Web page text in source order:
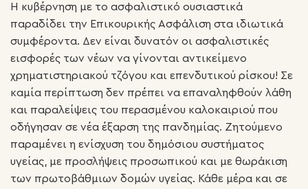
Η κυβέρνηση με το ασφαλιστικό ουσιαστικά
παραδίδει την Επικουρικής Ασφάλιση στα ιδιωτικά
συμφέροντα. Δεν είναι δυνατόν οι ασφαλιστικές
εισφορές των νέων να γίνονται αντικείμενο
χρηματιστηριακού τζόγου και επενδυτικού ρίσκου! Σε
καμία περίπτωση δεν πρέπει να επαναληφθούν λάθη
και παραλείψεις του περασμένου καλοκαιριού που
οδήγησαν σε νέα έξαρση της πανδημίας. Ζητούμενο
παραμένει η ενίσχυση του δημόσιου συστήματος
υγείας, με προσλήψεις προσωπικού και με θωράκιση
των πρωτοβάθμιων δομών υγείας. Κάθε μέρα και σε